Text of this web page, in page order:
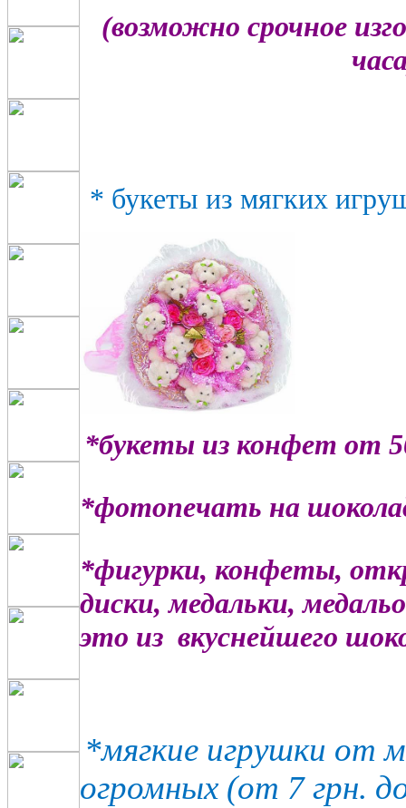
(возможно срочное
* букеты из мягких
*букеты из конфет от
*фотопечать на
*фигурки, конфеты,
диски, медальки,
это из вкуснейшего
*мягкие игрушки от
огромных (от 7 грн.